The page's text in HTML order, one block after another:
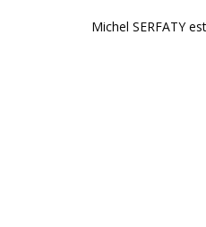
Michel SERFATY